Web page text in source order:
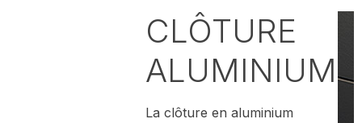
CLÔTURE
ALUMINIUM
La clôture en aluminium